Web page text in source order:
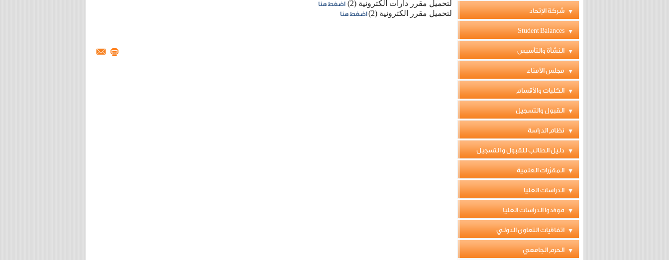
شركة الإتحاد
Student Balances
النشأة والتأسيس
مجلس الأمناء
الكليات والأقسام
القبول والتسجيل
نظام الدراسة
دليل الطالب للقبول و التسجيل
المقرّرات العلمية
الدراسات العليا
موفدوا الدراسات العليا
اتفاقيات التعاون الدولي
الحرم الجامعي
لتحميل مقرر دارات الكترونية (2) اضغط هنا
لتحميل مقرر الكترونية (2) اضغط هنا